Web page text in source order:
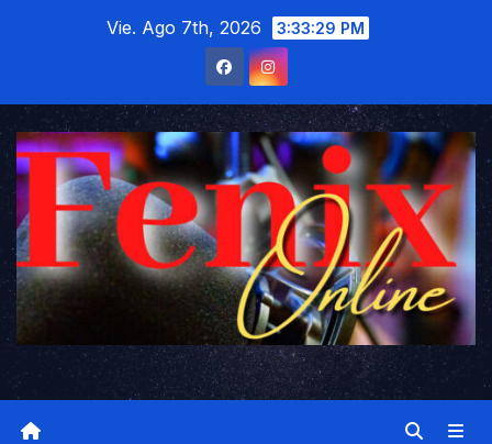
Vie. Ago 7th, 2026 3:33:30 PM